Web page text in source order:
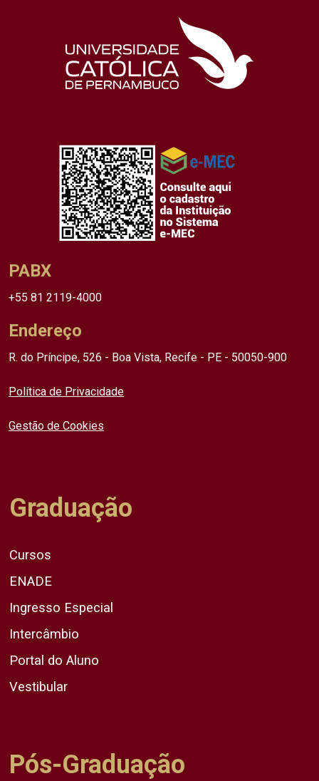
PABX
+55 81 2119-4000
Endereço
R. do Príncipe, 526 - Boa Vista, Recife - PE - 50050-900
Política de Privacidade
Gestão de Cookies
Graduação
Cursos
ENADE
Ingresso Especial
Intercâmbio
Portal do Aluno
Vestibular
Pós-Graduação